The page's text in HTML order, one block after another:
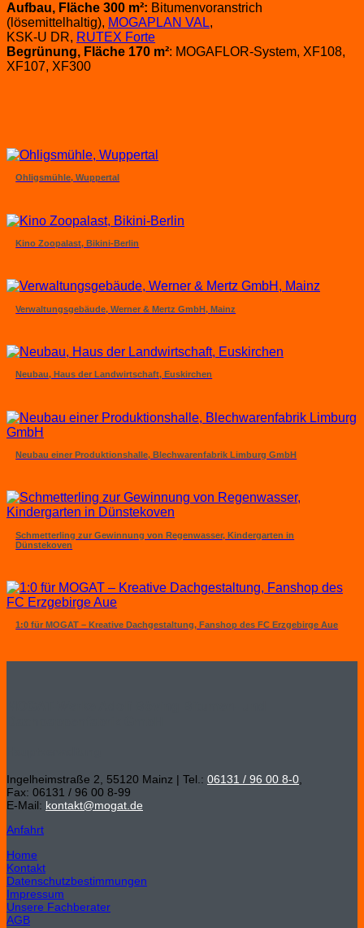
Aufbau, Fläche 300 m²: Bitumenvoranstrich
(lösemittelhaltig), MOGAPLAN VAL,
KSK-U DR, RUTEX Forte
Begrünung, Fläche 170 m²: MOGAFLOR-System, XF108,
XF107, XF300
Ohligsmühle, Wuppertal
Kino Zoopalast, Bikini-Berlin
Verwaltungsgebäude, Werner & Mertz GmbH, Mainz
Neubau, Haus der Landwirtschaft, Euskirchen
Neubau einer Produktionshalle, Blechwarenfabrik Limburg GmbH
Schmetterling zur Gewinnung von Regenwasser, Kindergarten in
Dünstekoven
1:0 für MOGAT – Kreative Dachgestaltung, Fanshop des FC Erzgebirge Aue
Ingelheimstraße 2, 55120 Mainz | Tel.: 06131 / 96 00 8-0,
Fax: 06131 / 96 00 8-99
E-Mail: kontakt@mogat.de
Anfahrt
Home
Kontakt
Datenschutzbestimmungen
Impressum
Unsere Fachberater
AGB